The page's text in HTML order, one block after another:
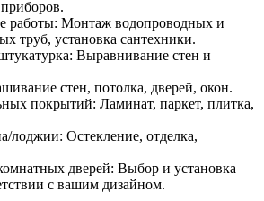
работы: Монтаж водопроводных и
труб, установка сантехники.
Выравнивание стен и
стен, потолка, дверей, окон.
покрытий: Ламинат, паркет, плитка,
лоджии: Остекление, отделка,
дверей: Выбор и установка
с вашим дизайном.